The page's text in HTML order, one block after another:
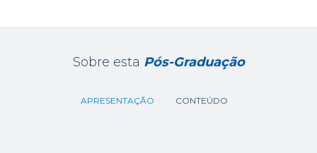
Sobre esta Pós-Graduação
APRESENTAÇÃO CONTEÚDO